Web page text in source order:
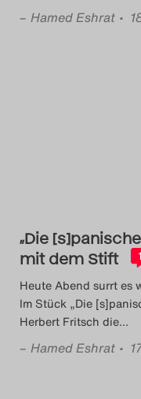
– Hamed Eshrat •
„Die
mit dem Stift
1
Heute Abend surrt es
Im Stück „Die
Herbert Fritsch die…
– Hamed Eshrat •